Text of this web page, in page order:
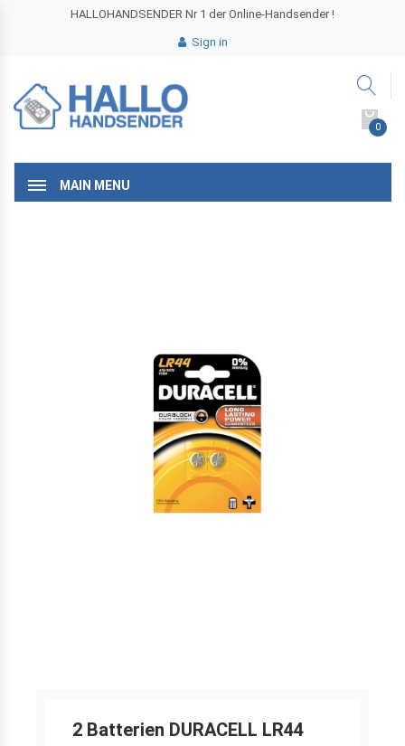
HALLOHANDSENDER Nr 1 der Online-Handsender !
Sign in
0
MAIN MENU
2 Batterien DURACELL LR44